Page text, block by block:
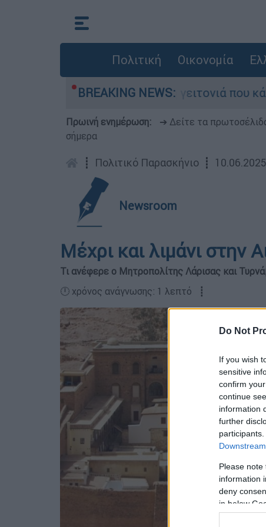
Do Not
If you wish
sensitive
confirm
continue
information
further
Please
information
deny
in below
Πολιτική Οικονομία
BREAKING NEWS:
από τη μεγάλη φωτιά τη γειτονιά που
Πρωινή ενημέρωση: ➔ Δείτε τα
σήμερα
┋ Πολιτικό Παρασκήνιο ┋
Newsroom
Μέχρι και λιμάνι στην
Τι ανέφερε ο Μητροπολίτης Λάρισας και
🕛 χρόνος ανάγνωσης: 1 λεπτό ┋